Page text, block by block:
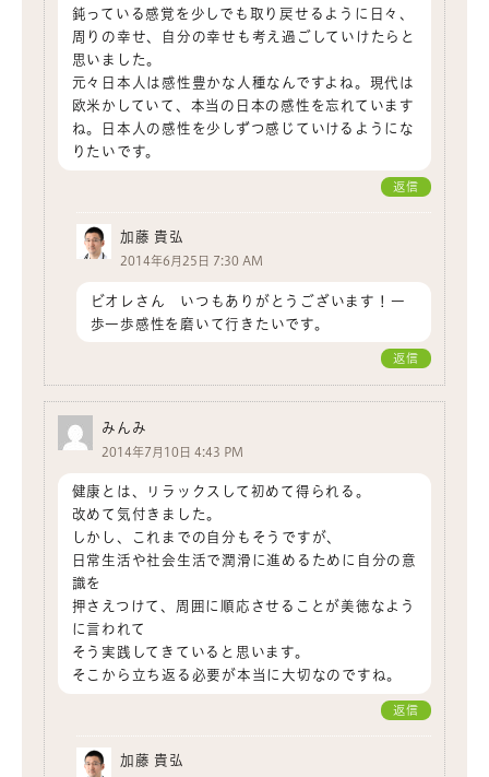
鈍っている感覚を少しでも取り戻せるように日々、
周りの幸せ、自分の幸せも考え過ごしていけたらと
思いました。
元々日本人は感性豊かな人種なんですよね。現代は
欧米かしていて、本当の日本の感性を忘れています
ね。日本人の感性を少しずつ感じていけるようにな
りたいです。
返信
加藤 貴弘
2014年6月25日 7:30 AM
ビオレさん いつもありがとうございます！一
歩一歩感性を磨いて行きたいです。
返信
みんみ
2014年7月10日 4:43 PM
健康とは、リラックスして初めて得られる。
改めて気付きました。
しかし、これまでの自分もそうですが、
日常生活や社会生活で潤滑に進めるために自分の意
識を
押さえつけて、周囲に順応させることが美徳なよう
に言われて
そう実践してきていると思います。
そこから立ち返る必要が本当に大切なのですね。
返信
加藤 貴弘